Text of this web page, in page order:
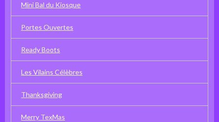
Mini Bal du Kiosque
Portes Ouvertes
Ready Boots
Les Vilains Célèbres
Thanksgiving
Merry TexMas